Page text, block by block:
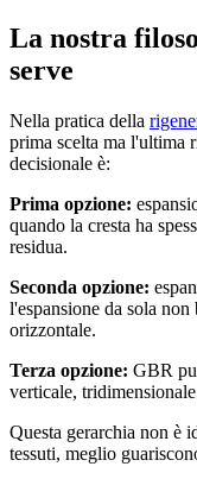
La nostra
serve
Nella pratica della
prima scelta ma l'ultima
decisionale è:
Prima opzione:
quando la cresta ha
residua.
Seconda opzione:
l'espansione da sola
orizzontale.
Terza opzione: GBR
verticale,
Questa gerarchia non è
tessuti, meglio